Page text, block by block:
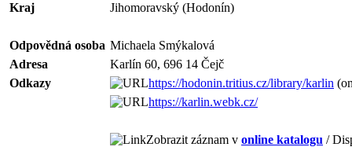
Kraj
Jihomoravský (Hodonín)
Odpovědná osoba Michaela Smýkalová
Adresa
Karlín 60, 696 14 Čejč
Odkazy
https://hodonin.tritius.cz/library/karlin
https://karlin.webk.cz/
Zobrazit záznam v online katalogu /